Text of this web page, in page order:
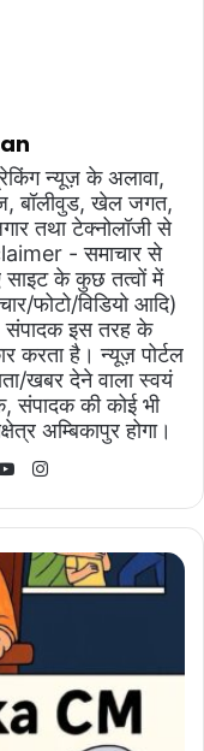
न्यूज़ के अलावा,
बॉलीवुड, खेल जगत,
तथा टेक्नोलॉजी से
- समाचार से
साइट के कुछ तत्वों में
फोटो/विडियो आदि)
संपादक इस तरह के
करता है। न्यूज़ पोर्टल
खबर देने वाला स्वयं
संपादक की कोई भी
अम्बिकापुर होगा।
YouTube